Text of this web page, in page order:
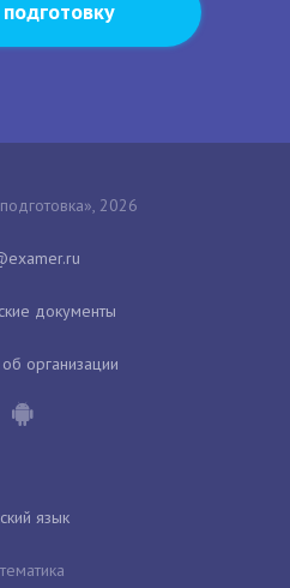
2026
документы
организации
язык